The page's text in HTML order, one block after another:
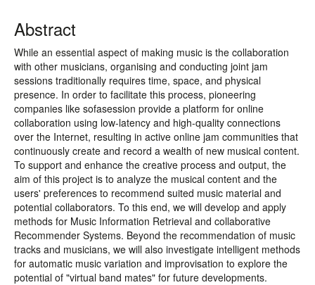
Abstract
While an essential aspect of making music is the collaboration
with other musicians, organising and conducting joint jam
sessions traditionally requires time, space, and physical
presence. In order to facilitate this process, pioneering
companies like sofasession provide a platform for online
collaboration using low-latency and high-quality connections
over the Internet, resulting in active online jam communities that
continuously create and record a wealth of new musical content.
To support and enhance the creative process and output, the
aim of this project is to analyze the musical content and the
users' preferences to recommend suited music material and
potential collaborators. To this end, we will develop and apply
methods for Music Information Retrieval and collaborative
Recommender Systems. Beyond the recommendation of music
tracks and musicians, we will also investigate intelligent methods
for automatic music variation and improvisation to explore the
potential of "virtual band mates" for future developments.